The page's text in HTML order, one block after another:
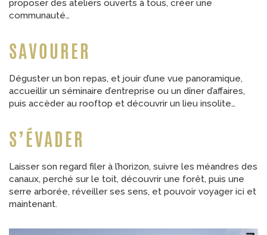
proposer des ateliers ouverts à tous, créer une
communauté…
SAVOURER
Déguster un bon repas, et jouir d’une vue panoramique,
accueillir un séminaire d’entreprise ou un dîner d’affaires,
puis accèder au rooftop et découvrir un lieu insolite…
S’ÉVADER
Laisser son regard filer à l’horizon, suivre les méandres des
canaux, perché sur le toit, découvrir une forêt, puis une
serre arborée, réveiller ses sens, et pouvoir voyager ici et
maintenant.